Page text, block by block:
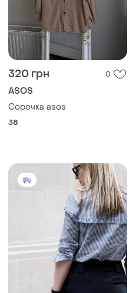
320 грн 0
ASOS
Сорочка asos
38